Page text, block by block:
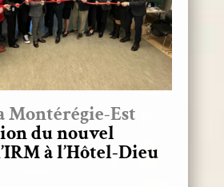
Montérégie-Est
du nouvel
à l’Hôtel-Dieu